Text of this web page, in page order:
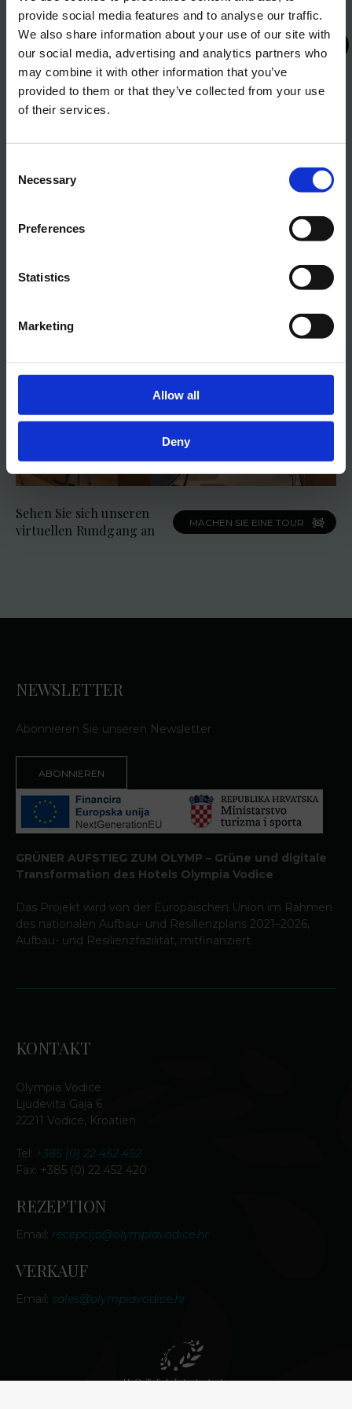
provide social media features and to analyse our traffic.
We also share information about your use of our site with
our social media, advertising and analytics partners who
may combine it with other information that you’ve
provided to them or that they’ve collected from your use
of their services.
Selection
Necessary
Preferences
Statistics
Marketing
Allow all
Deny
digitale Transformation des Hotels Olympia
Das Projekt wird von der Europäischen Union im
Resilienzplans 2021–2026, Aufbau- und
Nähe befindet sich die Aperitifbar, die die Möglichkeit
bietet, Speisen und Getränke in den Pausen zu servieren
oder Feiern am Ende der Veranstaltung abzuhalten.
Geeignet für Vorträge und Präsentationen oder feierliche
Meetings, bei denen wichtige Entscheidungen getroffen
werden.
SEHEN SIE SICH UNSERE GALERIE
Sehen Sie sich unseren
virtuellen Rundgang an
MACHEN SIE EINE TOUR
NEWSLETTER
Abonnieren Sie unseren Newsletter
ABONNIEREN
GRÜNER AUFSTIEG ZUM OLYMP – Grüne und digitale
Transformation des Hotels Olympia Vodice
Das Projekt wird von der Europäischen Union im Rahmen
des nationalen Aufbau- und Resilienzplans 2021–2026,
Aufbau- und Resilienzfazilität, mitfinanziert.
KONTAKT
Olympia Vodice
Ljudevita Gaja 6
22211 Vodice, Kroatien
Tel: +385 (0) 22 452 452
Fax: +385 (0) 22 452 420
REZEPTION
Email: recepcija@olympiavodice.hr
VERKAUF
Email: sales@olympiavodice.hr